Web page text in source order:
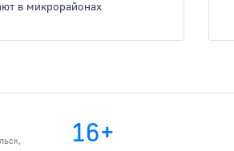
в микрорайонах
16+